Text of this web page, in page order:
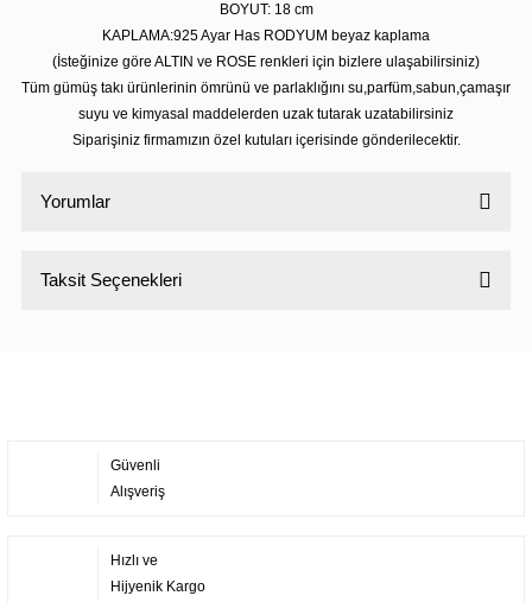
BOYUT: 18 cm
KAPLAMA:925 Ayar Has RODYUM beyaz kaplama
(İsteğinize göre ALTIN ve ROSE renkleri için bizlere ulaşabilirsiniz)
Tüm gümüş takı ürünlerinin ömrünü ve parlaklığını su,parfüm,sabun,çamaşır
suyu ve kimyasal maddelerden uzak tutarak uzatabilirsiniz
Siparişiniz firmamızın özel kutuları içerisinde gönderilecektir.
Yorumlar
Taksit Seçenekleri
Güvenli
Alışveriş
Hızlı ve
Hijyenik Kargo